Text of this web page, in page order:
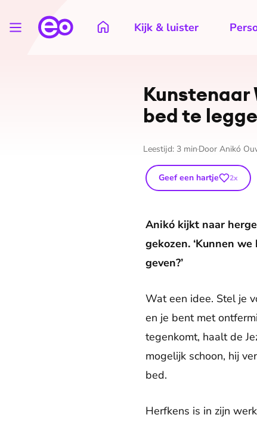
Kijk & luister
Kunstenaar
bed te
Leestijd: 3 min Door Anikó
Geef een hartje 2x
Anikó kijkt naar
gekozen. ‘Kunnen
geven?’
Wat een idee. Stel je
en je bent met
tegenkomt, haalt de
mogelijk schoon, hij
bed.
Herfkens is in zijn